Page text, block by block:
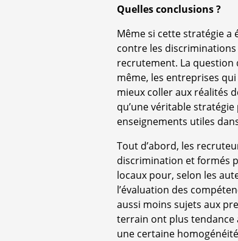
Quelles conclusions ?
Même si cette stratégie a
contre les
recrutement. La
même, les entreprises
mieux coller aux réalités
qu’une véritable
enseignements utiles
Tout d’abord, les
discrimination et formés
locaux pour, selon les
l’évaluation des
aussi moins sujets aux
terrain ont plus tendance
une certaine